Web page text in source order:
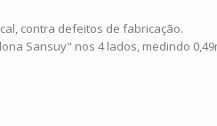
contra defeitos de fabricação.
Sansuy" nos 4 lados, medindo